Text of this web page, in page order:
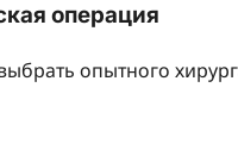
операция
опытного